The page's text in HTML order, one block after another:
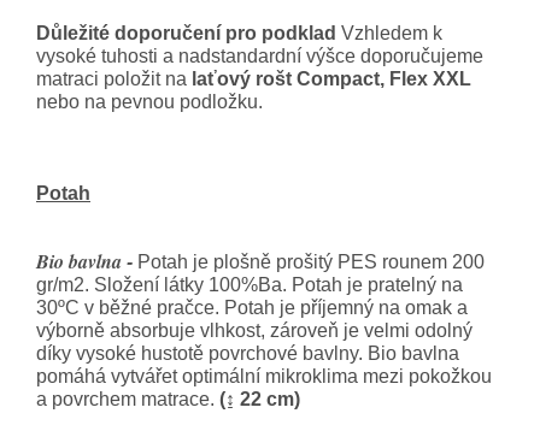
Důležité doporučení pro podklad Vzhledem k
vysoké tuhosti a nadstandardní výšce doporučujeme
matraci položit na laťový rošt Compact, Flex XXL
nebo na pevnou podložku.
Potah
Bio bavlna - Potah je plošně prošitý PES rounem 200
gr/m2. Složení látky 100%Ba. Potah je pratelný na
30ºC v běžné pračce. Potah je příjemný na omak a
výborně absorbuje vlhkost, zároveň je velmi odolný
díky vysoké hustotě povrchové bavlny. Bio bavlna
pomáhá vytvářet optimální mikroklima mezi pokožkou
a povrchem matrace. (↨ 22 cm)